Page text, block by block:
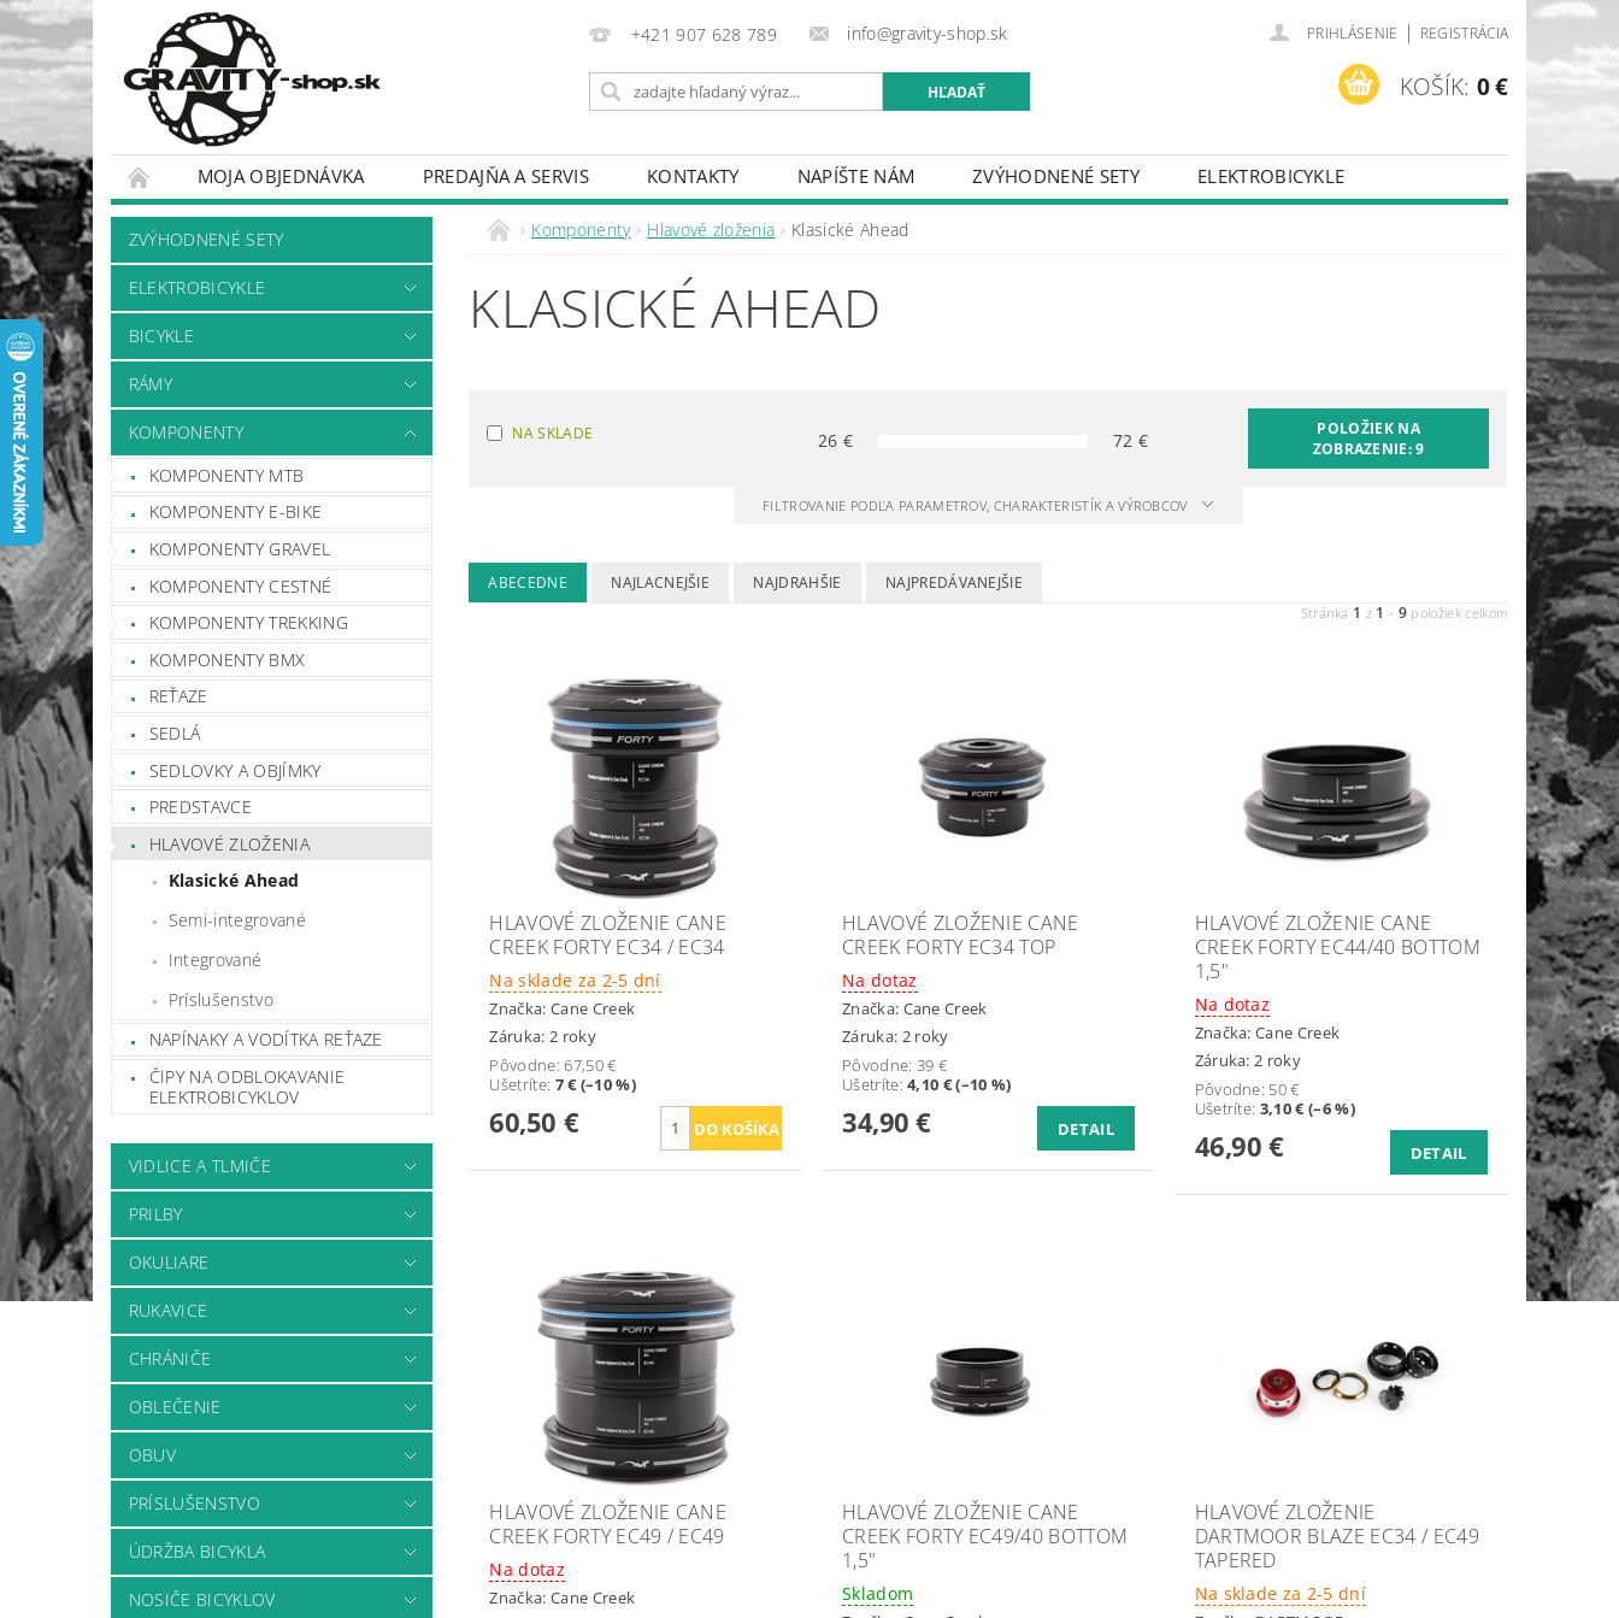
+421 907 628 789 info@gravity-shop.sk PRIHLÁSENIE | REGISTRÁCIA
KOŠÍK: 0 €
MOJA OBJEDNÁVKA PREDAJŇA A SERVIS KONTAKTY NAPÍŠTE NÁM ZVÝHODNENÉ SETY
ELEKTROBICYKLE
BICYKLE
RÁMY
ZVÝHODNENÉ SETY
ELEKTROBICYKLE
BICYKLE
RÁMY
KOMPONENTY
KOMPONENTY MTB
KOMPONENTY E-BIKE
KOMPONENTY GRAVEL
KOMPONENTY CESTNÉ
KOMPONENTY TREKKING
KOMPONENTY BMX
REŤAZE
SEDLÁ
SEDLOVKY A OBJÍMKY
PREDSTAVCE
HLAVOVÉ ZLOŽENIA
Klasické Ahead
Semi-integrované
Integrované
Príslušenstvo
NAPÍNAKY A VODÍTKA REŤAZE
ČIPY NA ODBLOKAVANIE
ELEKTROBICYKLOV
VIDLICE A TLMIČE
PRILBY
OKULIARE
RUKAVICE
CHRÁNIČE
OBLEČENIE
OBUV
PRÍSLUŠENSTVO
ÚDRŽBA BICYKLA
NOSIČE BICYKLOV
Komponenty Hlavové zloženia Klasické Ahead
KLASICKÉ AHEAD
NA SKLADE 26 € 72 €
POLOŽIEK NA
ZOBRAZENIE:9
FILTROVANIE PODĽA PARAMETROV, CHARAKTERISTÍK A VÝROBCOV
ABECEDNE NAJLACNEJŠIE NAJDRAHŠIE NAJPREDÁVANEJŠIE
Stránka 1 z 1 - 9 položiek celkom
HLAVOVÉ ZLOŽENIE CANE
CREEK FORTY EC34 / EC34
Na sklade za 2-5 dní
Značka: Cane Creek
Záruka: 2 roky
Pôvodne:67,50 €
Ušetríte: 7 € (–10 %)
60,50 €
HLAVOVÉ ZLOŽENIE CANE
CREEK FORTY EC34 TOP
Na dotaz
Značka: Cane Creek
Záruka: 2 roky
Pôvodne: 39 €
Ušetríte:4,10 € (–10 %)
34,90 € DETAIL
HLAVOVÉ ZLOŽENIE CANE
CREEK FORTY EC44/40 BOTTOM
1,5"
Na dotaz
Značka:Cane Creek
Záruka: 2 roky
Pôvodne: 50 €
Ušetríte: 3,10 € (–6 %)
46,90 € DETAIL
HLAVOVÉ ZLOŽENIE CANE
CREEK FORTY EC49 / EC49
Na dotaz
Značka: Cane Creek
HLAVOVÉ ZLOŽENIE CANE
CREEK FORTY EC49/40 BOTTOM
1,5"
Skladom
HLAVOVÉ ZLOŽENIE
DARTMOOR BLAZE EC34 / EC49
TAPERED
Na sklade za 2-5 dní